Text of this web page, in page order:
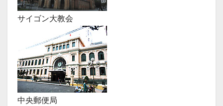
サイゴン大教会
中央郵便局